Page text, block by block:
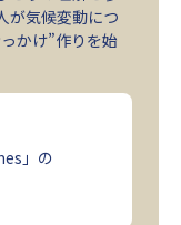
が気候変動につ
かけ”作りを始
」の